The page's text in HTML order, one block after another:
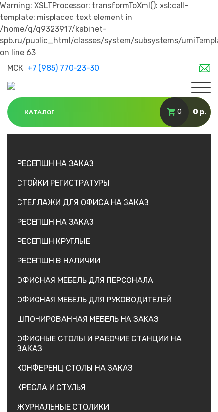
Warning: XSLTProcessor::transformToXml(): xsl:call-
template: misplaced text element in
/home/q/q9323917/kabinet-
spb.ru/public_html/classes/system/subsystems/
on line 63
МСК +7 (985) 770-23-30
КАТАЛОГ 0 0 р.
РЕСЕПШН НА ЗАКАЗ
СТОЙКИ РЕГИСТРАТУРЫ
СТЕЛЛАЖИ ДЛЯ ОФИСА НА ЗАКАЗ
РЕСЕПШН НА ЗАКАЗ
РЕСЕПШН КРУГЛЫЕ
РЕСЕПШН В НАЛИЧИИ
ОФИСНАЯ МЕБЕЛЬ ДЛЯ ПЕРСОНАЛА
ОФИСНАЯ МЕБЕЛЬ ДЛЯ РУКОВОДИТЕЛЕЙ
ШПОНИРОВАННАЯ МЕБЕЛЬ НА ЗАКАЗ
ОФИСНЫЕ СТОЛЫ И РАБОЧИЕ СТАНЦИИ НА
ЗАКАЗ
КОНФЕРЕНЦ СТОЛЫ НА ЗАКАЗ
КРЕСЛА И СТУЛЬЯ
ЖУРНАЛЬНЫЕ СТОЛИКИ